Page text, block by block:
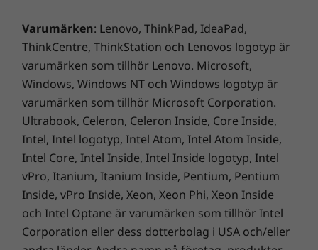
Pro och upp till sjätte generationens Intel
6600U med vPro – med massor av
hanteringsfunktioner och förbättrad
säkerhet. Dessutom är X1 Carbon certifierad
för Skype for Business, med inbyggda
högtalare och Dolby®-ljud och en HD-
webbkamera som gör det enkelt att hålla
konferenssamtal och videochattar.
Ultrasnabba lagringsalternativ
Med ultrasnabb PCIe NVMe-baserad SSD-
lagring från Samsung kan du öppna filer och
Varumärken: Lenovo, ThinkPad, IdeaPad,
ThinkCentre, ThinkStation och Lenovos logotyp är
varumärken som tillhör Lenovo. Microsoft,
Windows, Windows NT och Windows logotyp är
varumärken som tillhör Microsoft Corporation.
Ultrabook, Celeron, Celeron Inside, Core Inside,
Intel, Intel logotyp, Intel Atom, Intel Atom Inside,
Intel Core, Intel Inside, Intel Inside logotyp, Intel
vPro, Itanium, Itanium Inside, Pentium, Pentium
Inside, vPro Inside, Xeon, Xeon Phi, Xeon Inside
och Intel Optane är varumärken som tillhör Intel
Corporation eller dess dotterbolag i USA och/eller